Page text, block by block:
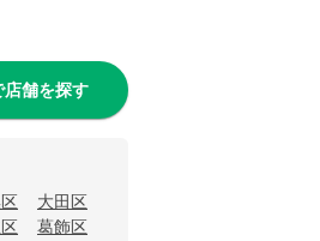
店舗を探す
大田区
葛飾区